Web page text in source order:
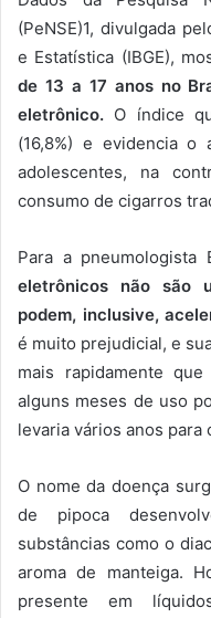
(PeNSE)1, divulgada
e Estatística (IBGE),
de 13 a 17 anos no
eletrônico. O índice
(16,8%) e evidencia o
adolescentes, na
consumo de cigarros
Para a
eletrônicos não são
podem, inclusive,
é muito prejudicial, e
mais rapidamente
alguns meses de uso
levaria vários anos para
O nome da doença
de pipoca
substâncias como o
aroma de manteiga.
presente em